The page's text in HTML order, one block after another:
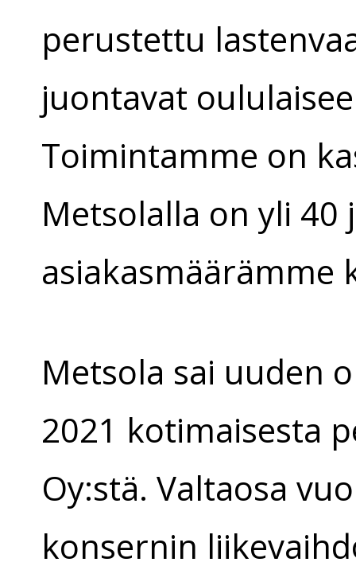
perustettu
juontavat
Toimintamme on
Metsolalla on yli 40
asiakasmäärämme
Metsola sai uuden
2021 kotimaisesta
Oy:stä. Valtaosa
konsernin